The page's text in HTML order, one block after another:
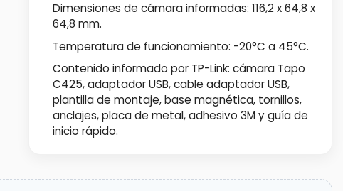
Dimensiones de cámara informadas: 116,2 x 64,8 x
64,8 mm.
Temperatura de funcionamiento: -20°C a 45°C.
Contenido informado por TP-Link: cámara Tapo
C425, adaptador USB, cable adaptador USB,
plantilla de montaje, base magnética, tornillos,
anclajes, placa de metal, adhesivo 3M y guía de
inicio rápido.